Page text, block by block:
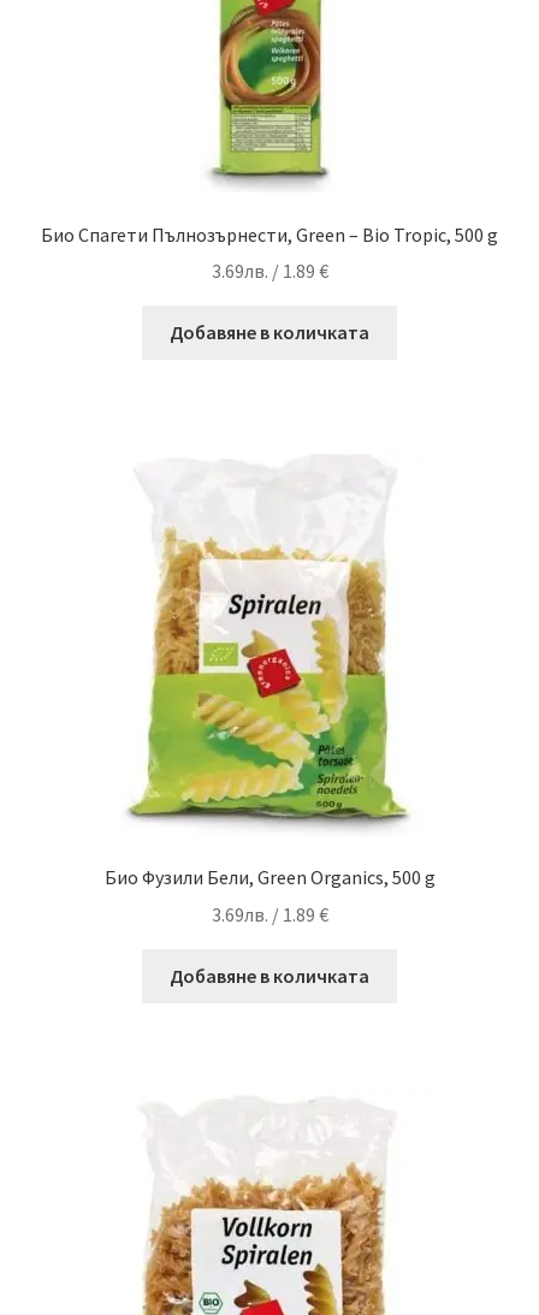
Био Спагети Пълнозърнести, Green – Bio Tropic, 500 g
3.69лв. / 1.89 €
Добавяне в количката
Био Фузили Бели, Green Organics, 500 g
3.69лв. / 1.89 €
Добавяне в количката